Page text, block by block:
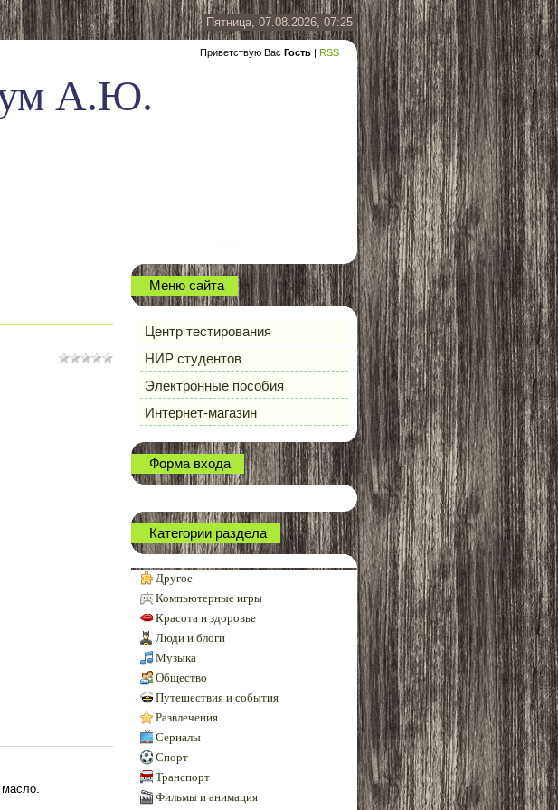
Пятница, 07.08.2026, 07:25
Приветствую Вас Гость | RSS
А.Ю.
Меню сайта
Центр тестирования
НИР студентов
Электронные пособия
Интернет-магазин
Форма входа
Категории раздела
Другое
Компьютерные игры
Красота и здоровье
Люди и блоги
Музыка
Общество
Путешествия и события
Развлечения
Сериалы
Спорт
Транспорт
Фильмы и анимация